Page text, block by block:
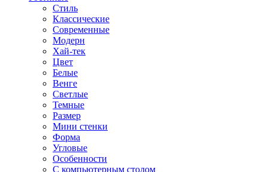
Стиль
Классические
Современные
Модерн
Хай-тек
Цвет
Белые
Венге
Светлые
Темные
Размер
Мини стенки
Форма
Угловые
Особенности
С компьютерным столом